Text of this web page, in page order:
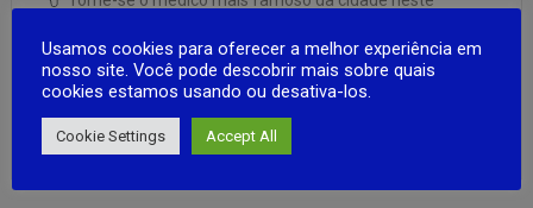
trilhe seu caminho até comandar um hospital de elite.
Atenda pacientes, realize cirurgias, expanda instalações e
sonhos! Você tem o que …
FULL ARTICLE
Usamos cookies para oferecer a melhor experiência em
nosso site. Você pode descobrir mais sobre quais
cookies estamos usando ou desativa-los.
Cookie Settings Accept All